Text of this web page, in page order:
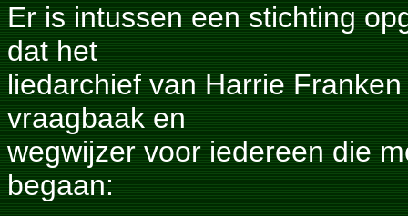
Er is intussen een stichting
dat het
liedarchief van Harrie
vraagbaak en
wegwijzer voor iedereen die
begaan: